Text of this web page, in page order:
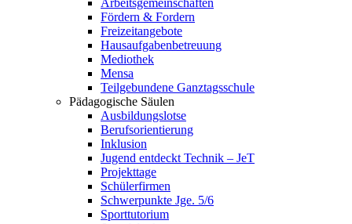
Arbeitsgemeinschaften
Fördern & Fordern
Freizeitangebote
Hausaufgabenbetreuung
Mediothek
Mensa
Teilgebundene Ganztagsschule
Pädagogische Säulen
Ausbildungslotse
Berufsorientierung
Inklusion
Jugend entdeckt Technik – JeT
Projekttage
Schülerfirmen
Schwerpunkte Jge. 5/6
Sporttutorium